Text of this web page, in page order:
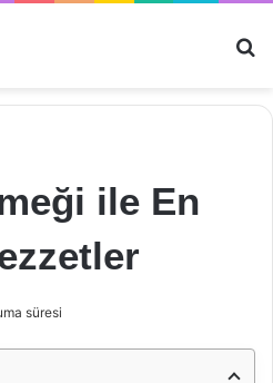
ile En
süresi